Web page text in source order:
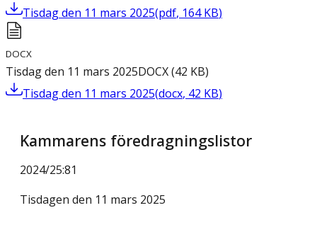
Tisdag den 11 mars 2025(pdf, 164 KB)
DOCX
Tisdag den 11 mars 2025DOCX(42 KB)
Tisdag den 11 mars 2025(docx, 42 KB)
Kammarens föredragningslistor
2024/25:81
Tisdagen den 11 mars 2025